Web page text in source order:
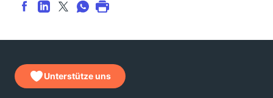
Unterstütze uns